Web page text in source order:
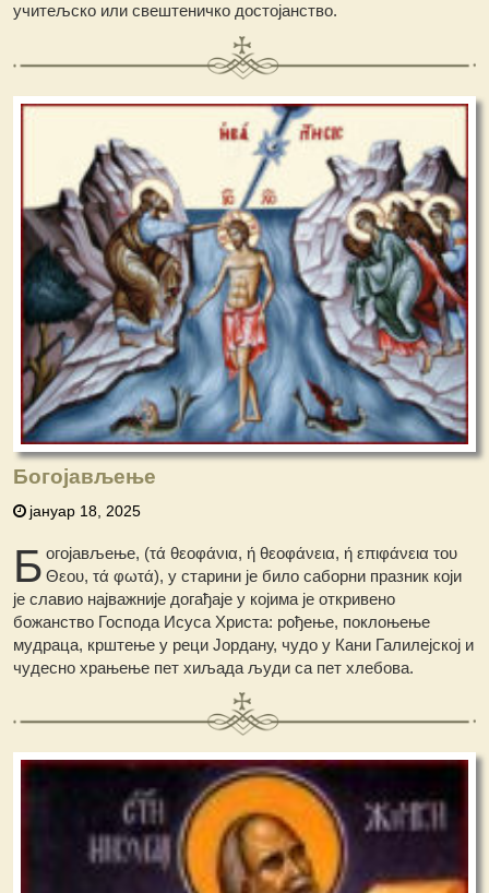
учитељско или свештеничко достојанство.
Богојављење
јануар 18, 2025
Б огојављење, (τά θεοφάνια, ή θεοφάνεια, ή επιφάνεια του
Θεου, τά φωτά), у старини је било саборни празник који
је славио најважније догађаје у којима је откривено
божанство Господа Исуса Христа: рођење, поклоњење
мудраца, крштење у реци Јордану, чудо у Кани Галилејској и
чудесно храњење пет хиљада људи са пет хлебова.